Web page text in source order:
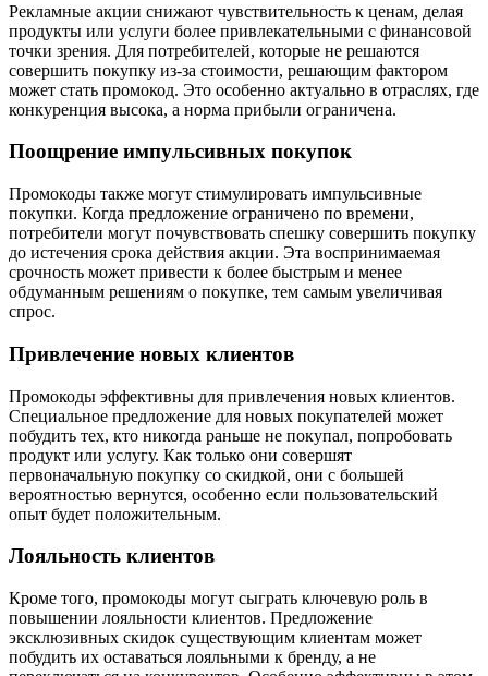
Рекламные акции снижают чувствительность к ценам, делая
продукты или услуги более привлекательными с финансовой
точки зрения. Для потребителей, которые не решаются
совершить покупку из-за стоимости, решающим фактором
может стать промокод. Это особенно актуально в отраслях, где
конкуренция высока, а норма прибыли ограничена.
Поощрение импульсивных покупок
Промокоды также могут стимулировать импульсивные
покупки. Когда предложение ограничено по времени,
потребители могут почувствовать спешку совершить покупку
до истечения срока действия акции. Эта воспринимаемая
срочность может привести к более быстрым и менее
обдуманным решениям о покупке, тем самым увеличивая
спрос.
Привлечение новых клиентов
Промокоды эффективны для привлечения новых клиентов.
Специальное предложение для новых покупателей может
побудить тех, кто никогда раньше не покупал, попробовать
продукт или услугу. Как только они совершят
первоначальную покупку со скидкой, они с большей
вероятностью вернутся, особенно если пользовательский
опыт будет положительным.
Лояльность клиентов
Кроме того, промокоды могут сыграть ключевую роль в
повышении лояльности клиентов. Предложение
эксклюзивных скидок существующим клиентам может
побудить их оставаться лояльными к бренду, а не